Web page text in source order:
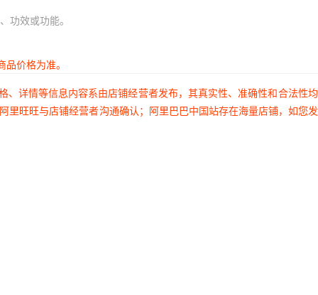
功效或功能。
价格为准。
详情等信息内容系由店铺经营者发布，其真实性、准确性和合法性
旺旺与店铺经营者沟通确认；阿里巴巴中国站存在海量店铺，如您